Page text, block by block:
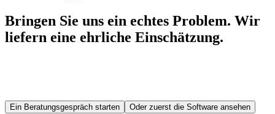
Bringen Sie uns ein echtes Problem. Wir
liefern eine ehrliche Einschätzung.
Ein Beratungsgespräch starten Oder zuerst die Software ansehen